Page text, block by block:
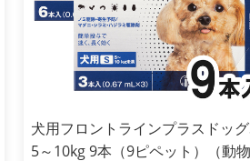
犬用フロントラインプラスドッ
5～10kg 9本（9ピペット）（動